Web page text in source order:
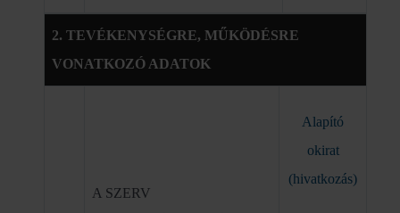
2. TEVÉKENYSÉGRE, MŰKÖDÉSRE
VONATKOZÓ ADATOK
A SZERV
Alapító
okirat
(hivatkozás)